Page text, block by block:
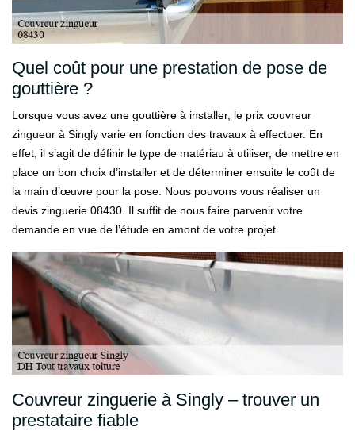
Quel coût pour une prestation de pose de
gouttière ?
Lorsque vous avez une gouttière à installer, le prix couvreur
zingueur à Singly varie en fonction des travaux à effectuer. En
effet, il s’agit de définir le type de matériau à utiliser, de mettre en
place un bon choix d’installer et de déterminer ensuite le coût de
la main d’œuvre pour la pose. Nous pouvons vous réaliser un
devis zinguerie 08430. Il suffit de nous faire parvenir votre
demande en vue de l’étude en amont de votre projet.
Couvreur zinguerie à Singly – trouver un
prestataire fiable